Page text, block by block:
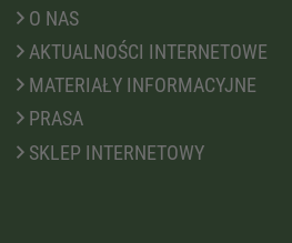
O NAS
AKTUALNOŚCI INTERNETOWE
MATERIAŁY INFORMACYJNE
PRASA
SKLEP INTERNETOWY